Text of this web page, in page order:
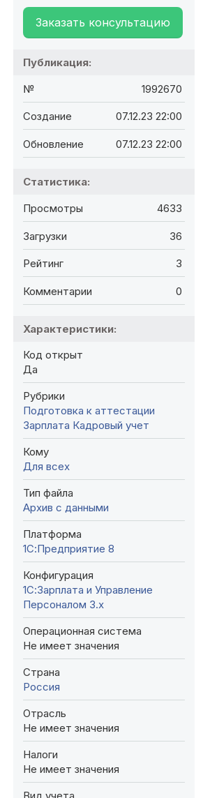
Заказать консультацию
Публикация:
№ 1992670
Создание 07.12.23 22:00
Обновление 07.12.23 22:00
Статистика:
Просмотры 4633
Загрузки 36
Рейтинг 3
Комментарии 0
Характеристики:
Код открыт
Да
Рубрики
Подготовка к аттестации
Зарплата Кадровый учет
Кому
Для всех
Тип файла
Архив с данными
Платформа
1С:Предприятие 8
Конфигурация
1С:Зарплата и Управление
Персоналом 3.x
Операционная система
Не имеет значения
Страна
Россия
Отрасль
Не имеет значения
Налоги
Не имеет значения
Вид учета